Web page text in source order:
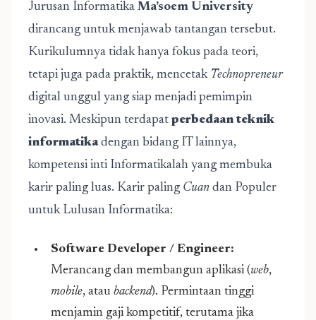
Jurusan Informatika Ma’soem University
dirancang untuk menjawab tantangan tersebut.
Kurikulumnya tidak hanya fokus pada teori,
tetapi juga pada praktik, mencetak Technopreneur
digital unggul yang siap menjadi pemimpin
inovasi. Meskipun terdapat perbedaan teknik
informatikadengan bidang IT lainnya,
kompetensi inti Informatikalah yang membuka
karir paling luas. Karir paling Cuan dan Populer
untuk Lulusan Informatika:
Software Developer / Engineer:
Merancang dan membangun aplikasi (web,
mobile, atau backend). Permintaan tinggi
menjamin gaji kompetitif, terutama jika